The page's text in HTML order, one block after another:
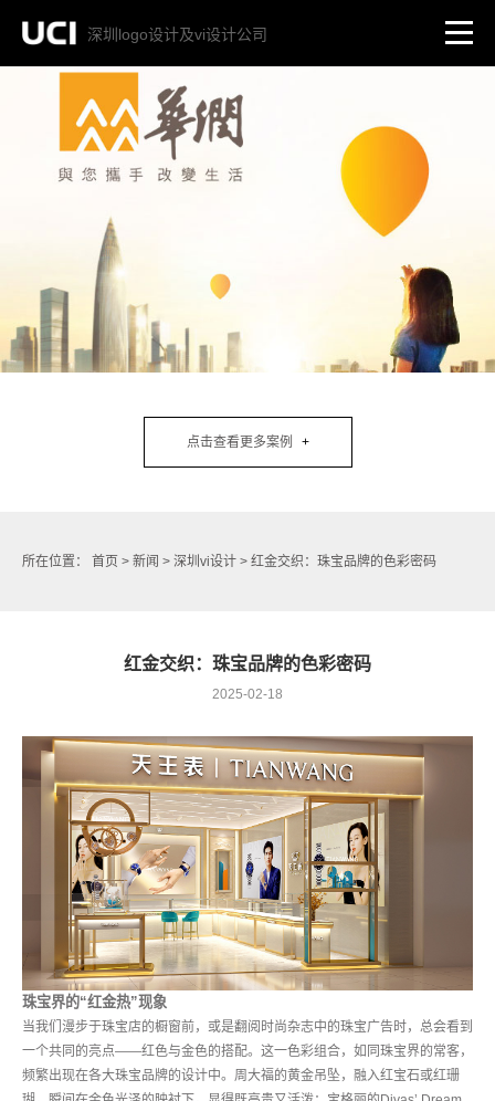
深圳logo设计及vi设计公司
点击查看更多案例
所在位置： 首页 > 新闻 > 深圳vi设计 > 红金交织：珠宝品牌的色彩密码
红金交织：珠宝品牌的色彩密码
2025-02-18
珠宝界的“红金热”现象
当我们漫步于珠宝店的橱窗前，或是翻阅时尚杂志中的珠宝广告时，总会看到
一个共同的亮点——红色与金色的搭配。这一色彩组合，如同珠宝界的常客，
频繁出现在各大珠宝品牌的设计中。周大福的黄金吊坠，融入红宝石或红珊